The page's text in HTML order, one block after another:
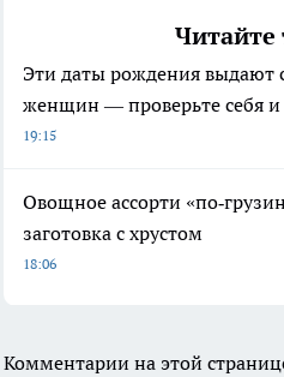
Читайте
Эти даты рождения выдают
женщин — проверьте себя и
19:15
Овощное ассорти
заготовка с хрустом
18:06
Комментарии на этой